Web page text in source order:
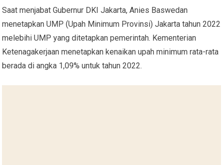
Saat menjabat Gubernur DKI Jakarta, Anies Baswedan
menetapkan UMP (Upah Minimum Provinsi) Jakarta tahun 2022
melebihi UMP yang ditetapkan pemerintah. Kementerian
Ketenagakerjaan menetapkan kenaikan upah minimum rata-rata
berada di angka 1,09% untuk tahun 2022.